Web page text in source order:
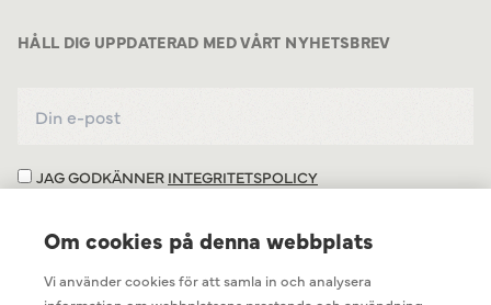
HÅLL DIG UPPDATERAD MED VÅRT NYHETSBREV
JAG GODKÄNNER INTEGRITETSPOLICY
Om cookies på denna webbplats
Vi använder cookies för att samla in och analysera